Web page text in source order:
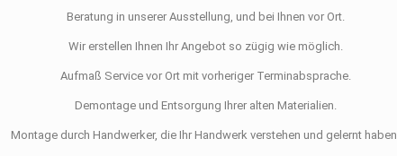
Beratung in unserer Ausstellung, und bei Ihnen vor Ort.
Wir erstellen Ihnen Ihr Angebot so zügig wie möglich.
Aufmaß Service vor Ort mit vorheriger Terminabsprache.
Demontage und Entsorgung Ihrer alten Materialien.
Montage durch Handwerker, die Ihr Handwerk verstehen und gelernt haben.